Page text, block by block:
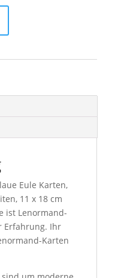
Eule Karten,
11 x 18 cm
ist Lenormand-
Erfahrung. Ihr
Karten